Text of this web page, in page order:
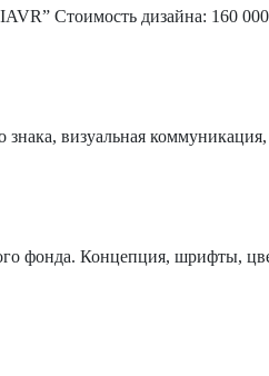
Стоимость дизайна: 160
визуальная коммуникация,
фонда. Концепция, шрифты,